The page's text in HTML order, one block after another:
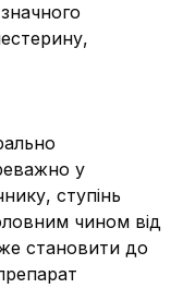
у
ступінь
чином від
становити до